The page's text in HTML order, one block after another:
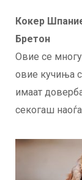
Кокер
Бретон
Овие се
овие кучиња
имаат
секогаш